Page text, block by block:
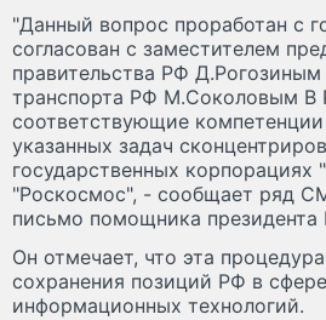
"Данный вопрос проработан с
согласован с заместителем
правительства РФ
транспорта РФ М.Соколовым В
соответствующие
указанных задач
государственных корпорациях
"Роскосмос", - сообщает ряд
письмо помощника
Он отмечает, что эта
сохранения позиций РФ в
информационных технологий.